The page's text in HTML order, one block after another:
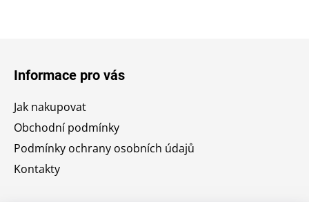
Informace pro vás
Jak nakupovat
Obchodní podmínky
Podmínky ochrany osobních údajů
Kontakty